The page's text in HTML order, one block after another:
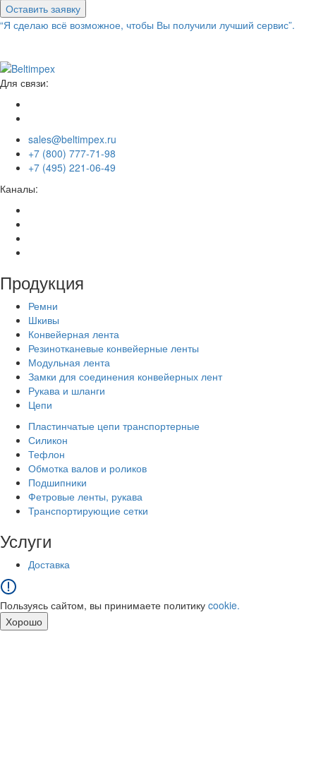
Оставить заявку
“Я сделаю всё возможное, чтобы Вы получили лучший сервис”.
Для связи:
sales@beltimpex.ru
+7 (800) 777-71-98
+7 (495) 221-06-49
Каналы:
Продукция
Ремни
Шкивы
Конвейерная лента
Резинотканевые конвейерные ленты
Модульная лента
Замки для соединения конвейерных лент
Рукава и шланги
Цепи
Пластинчатые цепи транспортерные
Силикон
Тефлон
Обмотка валов и роликов
Подшипники
Фетровые ленты, рукава
Транспортирующие сетки
Услуги
Доставка
Пользуясь сайтом, вы принимаете политику cookie.
Хорошо